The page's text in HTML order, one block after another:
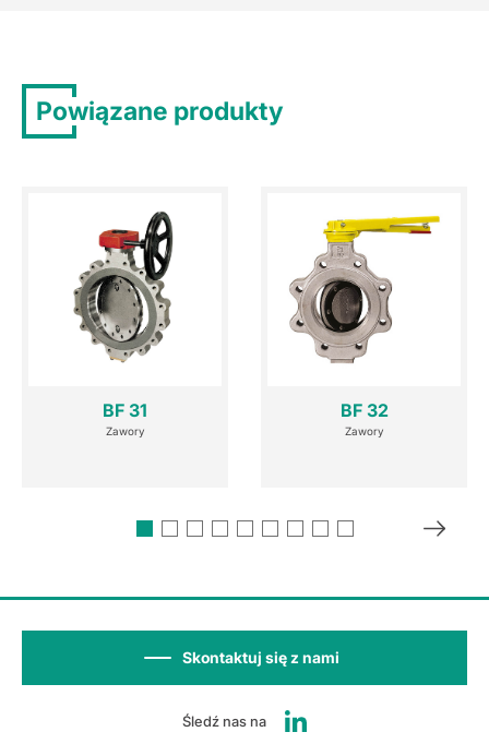
Powiązane produkty
BF 31
Zawory
BF 32
Zawory
Śledź nas na
Skontaktuj się z nami